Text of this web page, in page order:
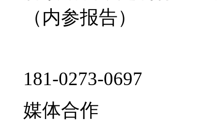
（内参报告）
181-0273-0697
媒体合作